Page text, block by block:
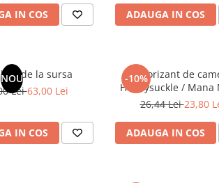
IN COS
Demetrescu
ADAUGA IN COS
NOUde la sursa
Lei63,00 Lei
IN COS
-10%
Odorizant de
Honeysuckle / Mana
Domnului - 120
26,44 Lei23,80
ADAUGA IN COS